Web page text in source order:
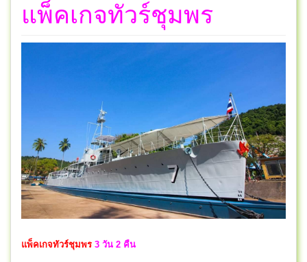
แพ็คเกจทัวร์ชุมพร
แพ็คเกจทัวร์ชุมพร 3 วัน 2 คืน